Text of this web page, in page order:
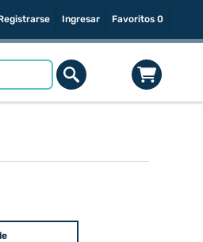
Ingresar Favoritos 0